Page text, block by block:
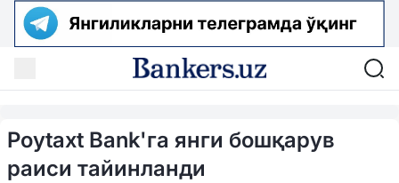
Poytaxt Bank'га янги бошқарув
раиси тайинланди